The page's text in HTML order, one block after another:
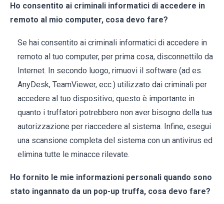
Ho consentito ai criminali informatici di accedere in
remoto al mio computer, cosa devo fare?
Se hai consentito ai criminali informatici di accedere in
remoto al tuo computer, per prima cosa, disconnettilo da
Internet. In secondo luogo, rimuovi il software (ad es.
AnyDesk, TeamViewer, ecc.) utilizzato dai criminali per
accedere al tuo dispositivo; questo è importante in
quanto i truffatori potrebbero non aver bisogno della tua
autorizzazione per riaccedere al sistema. Infine, esegui
una scansione completa del sistema con un antivirus ed
elimina tutte le minacce rilevate.
Ho fornito le mie informazioni personali quando sono
stato ingannato da un pop-up truffa, cosa devo fare?